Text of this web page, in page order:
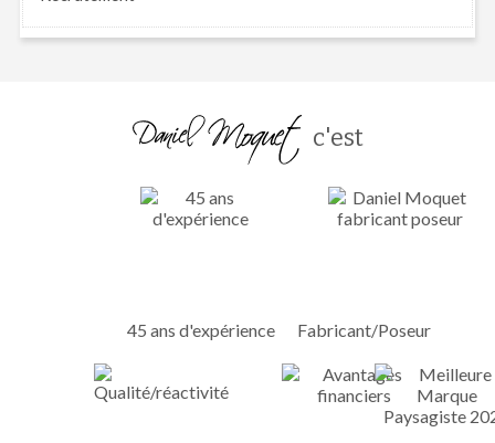
c'est
45 ans d'expérience Fabricant/Poseur